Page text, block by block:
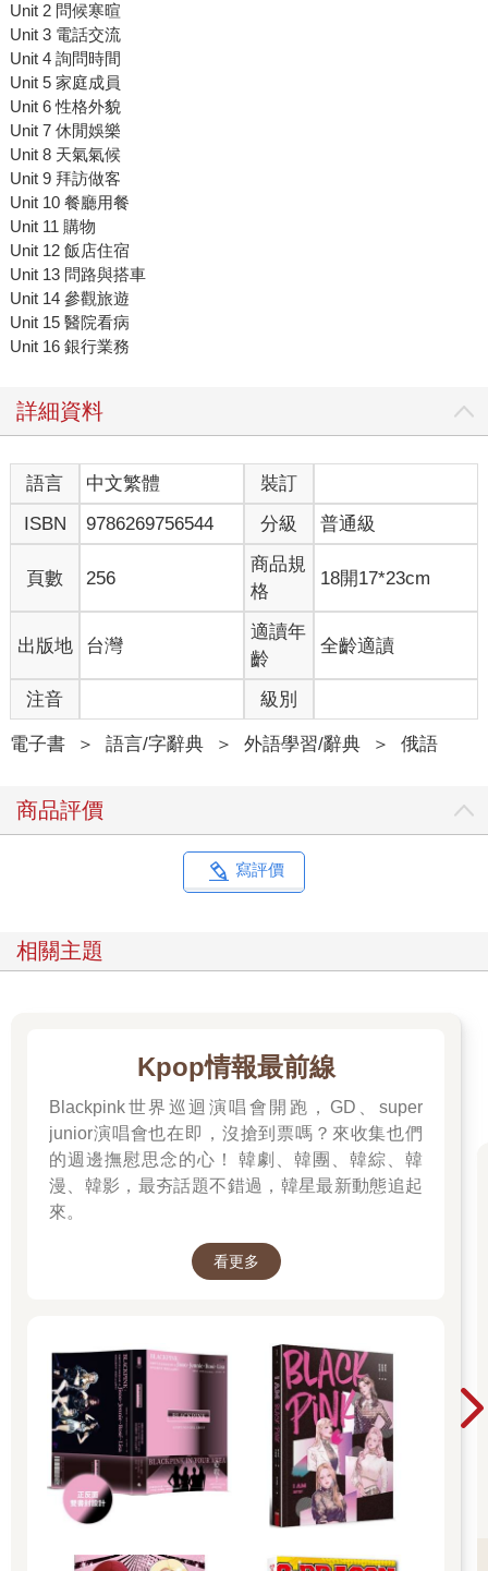
Unit 2 問候寒暄
Unit 3 電話交流
Unit 4 詢問時間
Unit 5 家庭成員
Unit 6 性格外貌
Unit 7 休閒娛樂
Unit 8 天氣氣候
Unit 9 拜訪做客
Unit 10 餐廳用餐
Unit 11 購物
Unit 12 飯店住宿
Unit 13 問路與搭車
Unit 14 參觀旅遊
Unit 15 醫院看病
Unit 16 銀行業務
詳細資料
語言 中文繁體
裝訂
ISBN
9786269756544 分級 普通級
頁數 256
商品規
格
18開17*23cm
出版地 台灣
適讀年
齡
全齡適讀
注音 級別
電子書 ＞ 語言/字辭典 ＞ 外語學習/辭典 ＞ 俄語
商品評價
寫評價
相關主題
Kpop情報最前線
Blackpink世界巡迴演唱會開跑，GD、super
junior演唱會也在即，沒搶到票嗎？來收集也們
的週邊撫慰思念的心！ 韓劇、韓團、韓綜、韓
漫、韓影，最夯話題不錯過，韓星最新動態追起
來。
看更多